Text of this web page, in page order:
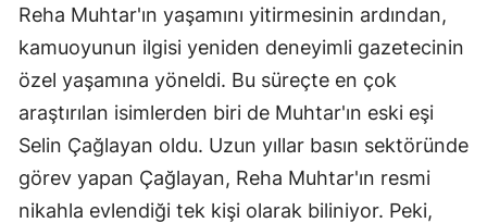
Edirne
Erzincan
Eskişehir
Reha Muhtar'ın yaşamını yitirmesinin ardından,
kamuoyunun ilgisi yeniden deneyimli gazetecinin
özel yaşamına yöneldi. Bu süreçte en çok
araştırılan isimlerden biri de Muhtar'ın eski eşi
Selin Çağlayan oldu. Uzun yıllar basın sektöründe
görev yapan Çağlayan, Reha Muhtar'ın resmi
nikahla evlendiği tek kişi olarak biliniyor. Peki,